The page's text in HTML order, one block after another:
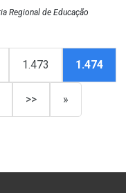
Regional de Educação
1.473 1.474
>> »